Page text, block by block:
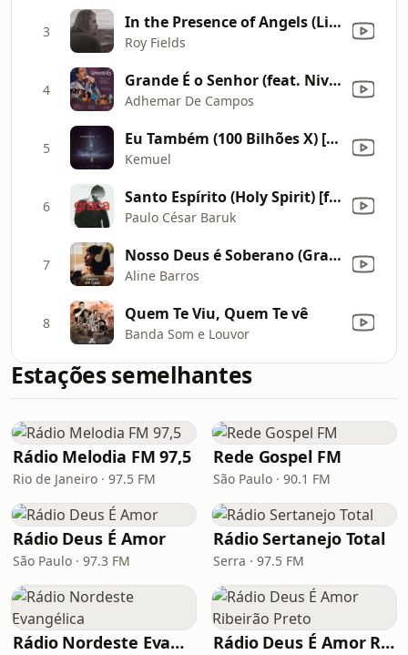
3 In the Presence of Angels (Live)
Roy Fields
4 Grande É o Senhor (feat. Nivea Soares) [Acústico ao Vivo]
Adhemar De Campos
5 Eu Também (100 Bilhões X) [So Will I (100 Billion X)]
Kemuel
6 Santo Espírito (Holy Spirit) [feat. Leonardo Gonçalves] [Ao Vivo]
Paulo César Baruk
7 Nosso Deus é Soberano (Gravado na Deezer, São Paulo)
Aline Barros
8 Quem Te Viu, Quem Te vê
Banda Som e Louvor
Estações semelhantes
Rádio Melodia FM 97,5
Rio de Janeiro · 97.5 FM
Rede Gospel FM
São Paulo · 90.1 FM
Rádio Deus É Amor
São Paulo · 97.3 FM
Rádio Sertanejo Total
Serra · 97.5 FM
Rádio Nordeste Evangélica Rádio Deus É Amor Ribeirão Preto